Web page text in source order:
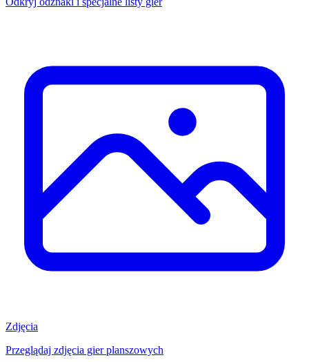
Zdjęcia
Przeglądaj zdjęcia gier planszowych